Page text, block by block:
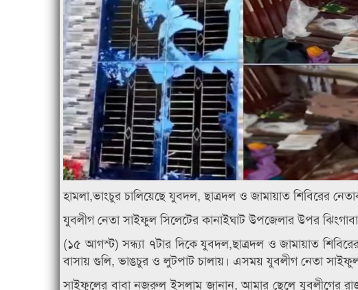
হামলা,ভাংচুর চালিয়েছে যুবদল, ছাত্রদল ও জামায়াত শিবিরের
যুবলীগ নেতা সাইফুল সিলেটের কানাইঘাট উপজেলার উপর
(১৫ আগস্ট) সন্ধ্যা ৭টার দিকে যুবদল,ছাত্রদল ও জামায়াত
বাসায় গুলি, ভাঙচুর ও লুটপাট চালায়। এসময় যুবলীগ নেতা
সাইফুলের বাবা নজরুল ইসলাম জানান, আমার ছেলে যুবলীগের